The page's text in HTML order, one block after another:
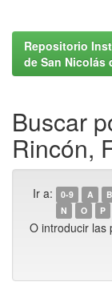
Repositorio
de San Nicolás
Buscar
Rincón,
Ir a: 0-9 A B
N
O P
O introducir las